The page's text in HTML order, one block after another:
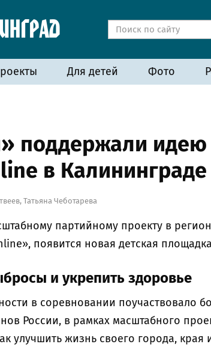
Для детей Фото
поддержали идею
в Калининграде
, Татьяна Чеботарева
партийному проекту в
появится новая детская
и укрепить здоровье
в соревновании поучаствовало
России, в рамках масштабного
улучшить жизнь своего города,